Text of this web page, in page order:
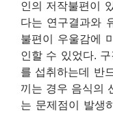
인의 저작불편이
다는 연구결과와
불편이 우울감에
인할 수 있었다.
를 섭취하는데 반
끼는 경우 음식의
는 문제점이 발생